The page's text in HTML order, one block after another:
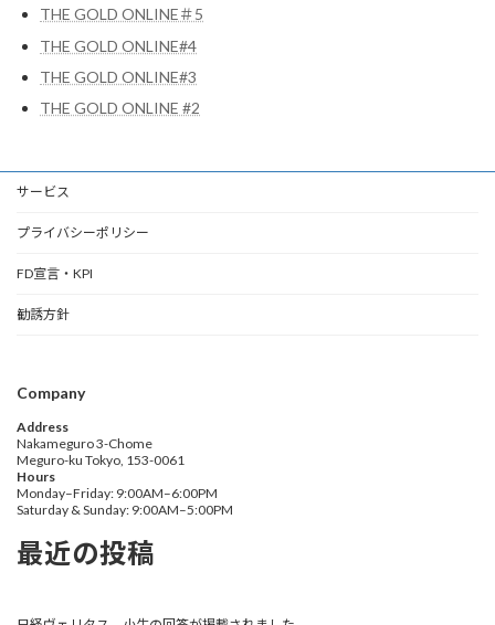
THE GOLD ONLINE＃5
THE GOLD ONLINE#4
THE GOLD ONLINE#3
THE GOLD ONLINE #2
サービス
プライバシーポリシー
FD宣言・KPI
勧誘方針
Company
Address
Nakameguro 3-Chome
Meguro-ku Tokyo, 153-0061
Hours
Monday–Friday: 9:00AM–6:00PM
Saturday & Sunday: 9:00AM–5:00PM
最近の投稿